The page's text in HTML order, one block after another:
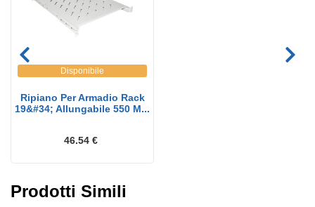
Disponibile
Ripiano Per Armadio Rack
19&#34; Allungabile 550 M...
46.54 €
Prodotti Simili